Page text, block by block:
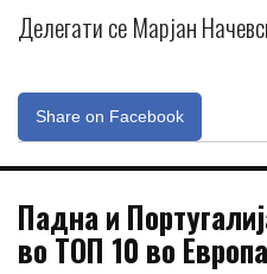
Делегати се Марјан
Share on Facebook
Падна и
во ТОП 10 во